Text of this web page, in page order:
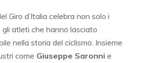
Giro d’Italia celebra non solo i
atleti che hanno lasciato
nella storia del ciclismo. Insieme
come Giuseppe Saronni e